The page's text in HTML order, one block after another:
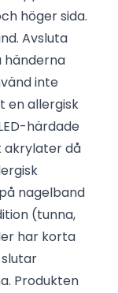
höger sida.
Avsluta
händerna
inte
en allergisk
härdade
akrylater då
nagelband
(tunna,
har korta
Produkten